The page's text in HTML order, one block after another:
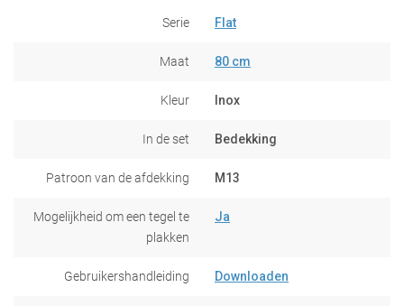
Serie Flat
Maat 80 cm
Kleur Inox
In de set Bedekking
Patroon van de afdekking M13
Mogelijkheid om een tegel te
plakken
Ja
Gebruikershandleiding Downloaden